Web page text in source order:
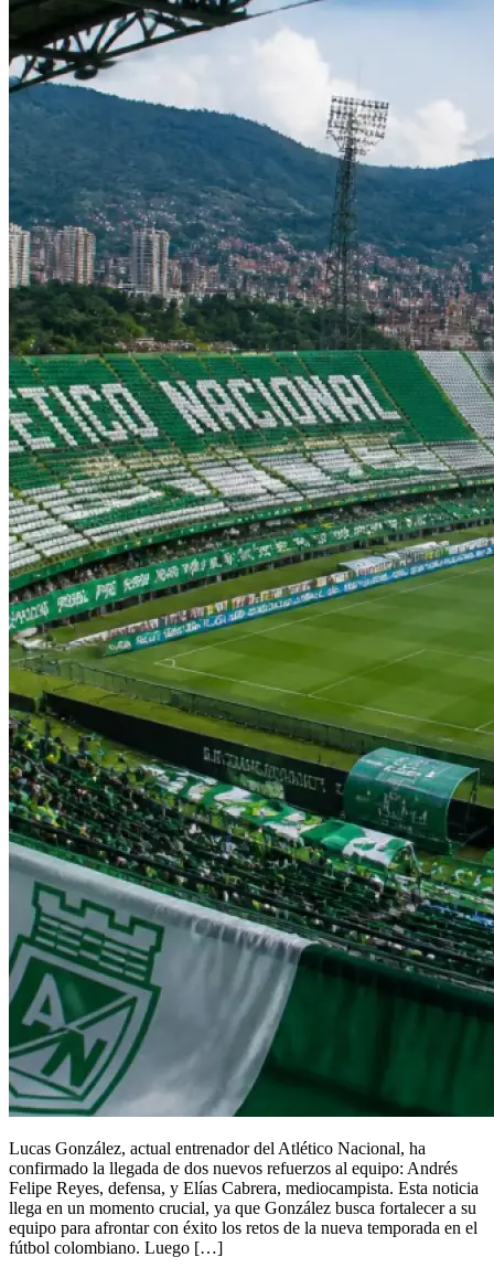
Lucas González, actual entrenador del Atlético Nacional, ha
confirmado la llegada de dos nuevos refuerzos al equipo: Andrés
Felipe Reyes, defensa, y Elías Cabrera, mediocampista. Esta noticia
llega en un momento crucial, ya que González busca fortalecer a su
equipo para afrontar con éxito los retos de la nueva temporada en el
fútbol colombiano. Luego […]